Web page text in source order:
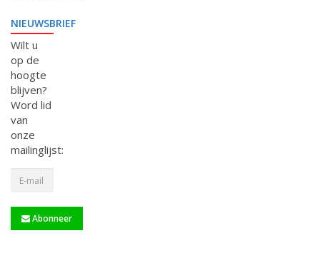
NIEUWSBRIEF
Wilt u
op de
hoogte
blijven?
Word lid
van
onze
mailinglijst:
Abonneer